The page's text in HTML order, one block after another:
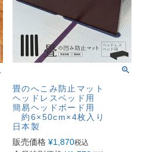
畳のへこみ防止マット
ヘッドレスベッド用
簡易ヘッドボード用
約6×50cm×4枚入り
日本製
販売価格 ¥1,870税込